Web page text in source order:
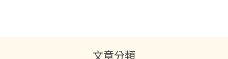
文章分類